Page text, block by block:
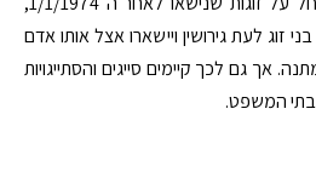
זוג לעת גירושין ויישארו אצל אותו אדם
אך גם לכך קיימים סייגים והסתייגויות
בתי המשפט.